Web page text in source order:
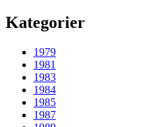
Kategorier
1979
1981
1983
1984
1985
1987